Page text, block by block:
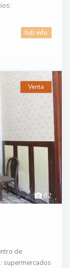
full info
62
Venta
de
supermercados